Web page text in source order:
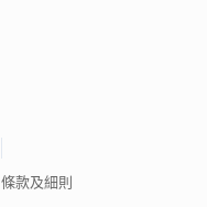
條款及細則